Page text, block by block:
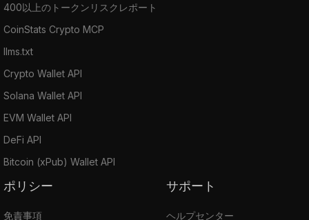
400以上のトークンリスクレポート
CoinStats Crypto MCP
llms.txt
Crypto Wallet API
Solana Wallet API
EVM Wallet API
DeFi API
Bitcoin (xPub) Wallet API
ポリシー
免責事項
サポート
ヘルプセンター